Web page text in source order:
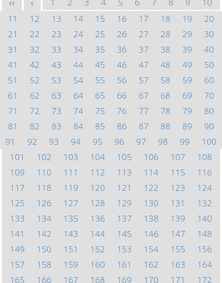
<< <
11
12 13 14 15 16 17 18 19
20
21
22 23 24 25 26 27 28 29
30
31
32 33 34 35 36 37 38 39
40
41
42 43 44 45 46 47 48 49
50
51
52 53 54 55 56 57 58 59
60
61
62 63 64 65 66 67 68 69
70
71
72 73 74 75 76 77 78 79
80
81
82 83 84 85 86 87 88 89
90
91
92 93 94 95 96 97 98 99
100
101
102 103 104 105 106 107
108
109
110 111 112 113 114 115
116
117
118 119 120 121 122 123
124
125
126 127 128 129 130 131
132
133
134 135 136 137 138 139
140
141
142 143 144 145 146 147
148
149
150 151 152 153 154 155
156
157
158 159 160 161 162 163
164
165
166 167 168 169 170 171
172